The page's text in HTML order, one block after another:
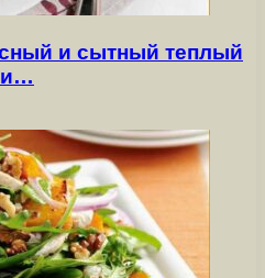
и сытный теплый
и…